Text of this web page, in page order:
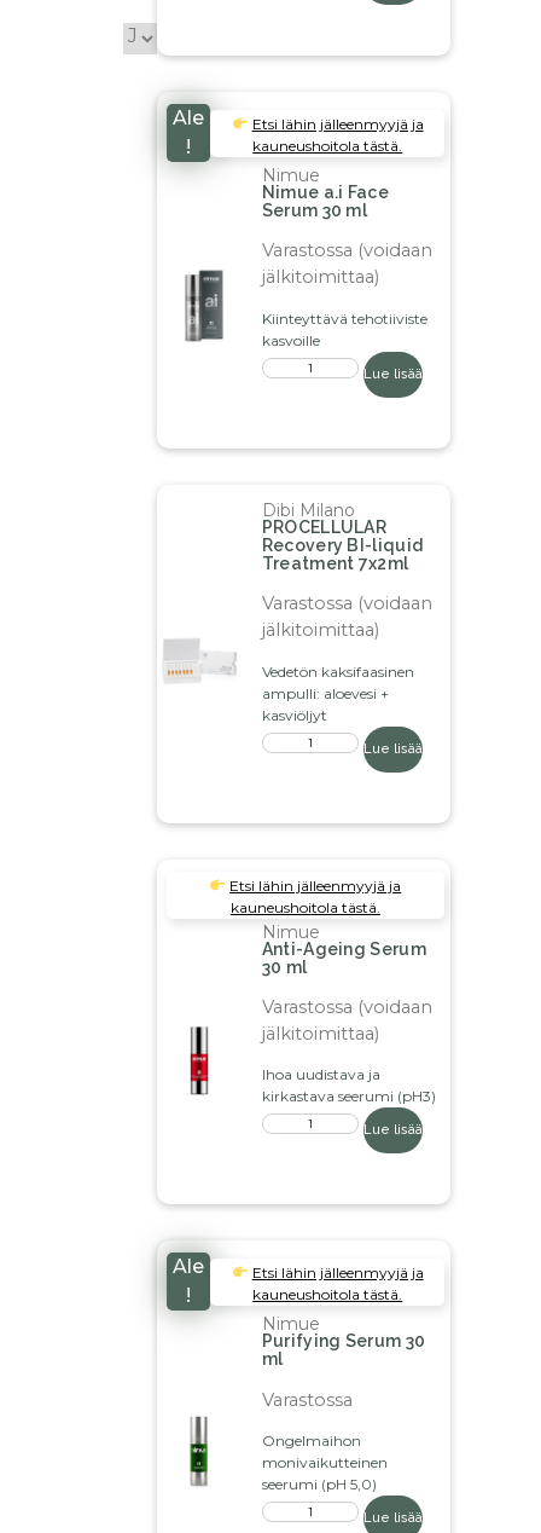
Ale
!
Etsi lähin jälleenmyyjä ja
kauneushoitola tästä.
Nimue
Nimue a.i Face
Serum 30 ml
Varastossa (voidaan
jälkitoimittaa)
Kiinteyttävä tehotiiviste
kasvoille
Lue lisää
Dibi Milano
PROCELLULAR
Recovery BI-liquid
Treatment 7x2ml
Varastossa (voidaan
jälkitoimittaa)
Vedetön kaksifaasinen
ampulli: aloevesi +
kasviöljyt
Lue lisää
Etsi lähin jälleenmyyjä ja
kauneushoitola tästä.
Nimue
Anti-Ageing Serum
30 ml
Varastossa (voidaan
jälkitoimittaa)
Ihoa uudistava ja
kirkastava seerumi (pH3)
Lue lisää
Ale
!
Etsi lähin jälleenmyyjä ja
kauneushoitola tästä.
Nimue
Purifying Serum 30
ml
Varastossa
Ongelmaihon
monivaikutteinen
seerumi (pH 5,0)
Lue lisää